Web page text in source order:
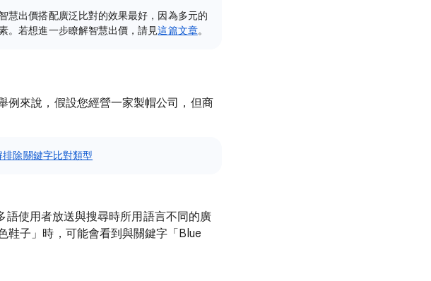
慧出價搭配廣泛比對的效果最好，因為多元的
。若想進一步瞭解智慧出價，請見這篇文章。
例來說，假設您經營一家製帽公司，但商
除關鍵字比對類型
使用者放送與搜尋時所用語言不同的廣
鞋子」時，可能會看到與關鍵字「Blue